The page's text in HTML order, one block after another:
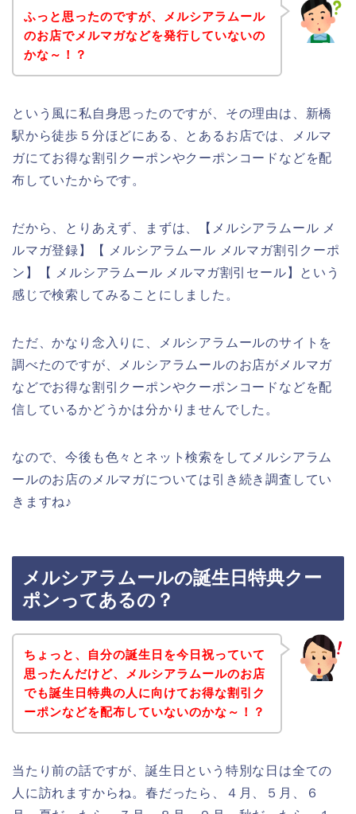
ふっと思ったのですが、メルシアラムール
のお店でメルマガなどを発行していないの
かな～！？
という風に私自身思ったのですが、その理由は、新橋
駅から徒歩５分ほどにある、とあるお店では、メルマ
ガにてお得な割引クーポンやクーポンコードなどを配
布していたからです。
だから、とりあえず、まずは、【メルシアラムール メ
ルマガ登録】【 メルシアラムール メルマガ割引クーポ
ン】【 メルシアラムール メルマガ割引セール】という
感じで検索してみることにしました。
ただ、かなり念入りに、メルシアラムールのサイトを
調べたのですが、メルシアラムールのお店がメルマガ
などでお得な割引クーポンやクーポンコードなどを配
信しているかどうかは分かりませんでした。
なので、今後も色々とネット検索をしてメルシアラム
ールのお店のメルマガについては引き続き調査してい
きますね♪
メルシアラムールの誕生日特典クー
ポンってあるの？
ちょっと、自分の誕生日を今日祝っていて
思ったんだけど、メルシアラムールのお店
でも誕生日特典の人に向けてお得な割引ク
ーポンなどを配布していないのかな～！？
当たり前の話ですが、誕生日という特別な日は全ての
人に訪れますからね。春だったら、４月、５月、６